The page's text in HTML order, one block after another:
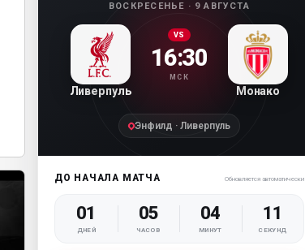
ВОСКРЕСЕНЬЕ · 9 АВГУСТА
Ливерпуль
VS
16:30
МСК
Монако
Энфилд · Ливерпуль
ДО НАЧАЛА МАТЧА Обновляется автоматически
01
ДНЕЙ
05
ЧАСОВ
04
МИНУТ
10
СЕКУНД